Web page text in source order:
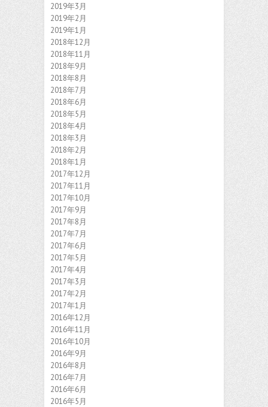
2019年3月
2019年2月
2019年1月
2018年12月
2018年11月
2018年9月
2018年8月
2018年7月
2018年6月
2018年5月
2018年4月
2018年3月
2018年2月
2018年1月
2017年12月
2017年11月
2017年10月
2017年9月
2017年8月
2017年7月
2017年6月
2017年5月
2017年4月
2017年3月
2017年2月
2017年1月
2016年12月
2016年11月
2016年10月
2016年9月
2016年8月
2016年7月
2016年6月
2016年5月